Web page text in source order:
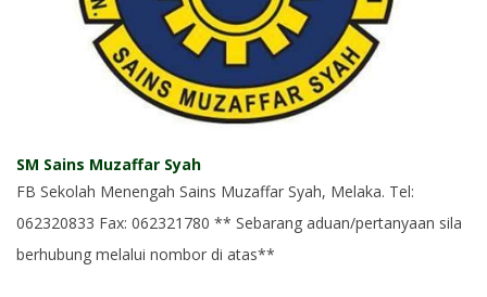
SM Sains Muzaffar Syah
FB Sekolah Menengah Sains Muzaffar Syah, Melaka. Tel:
062320833 Fax: 062321780 ** Sebarang aduan/pertanyaan sila
berhubung melalui nombor di atas**